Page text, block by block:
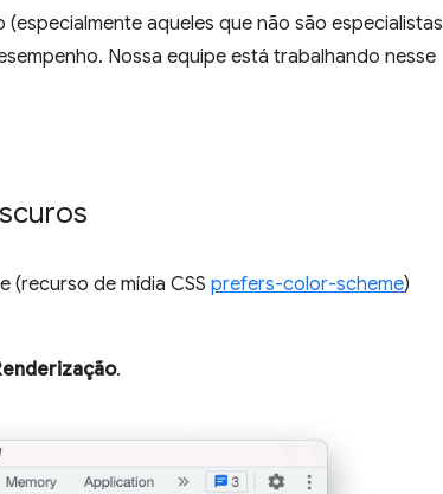
aqueles que não são especialistas
Nossa equipe está trabalhando nesse
(recurso de mídia CSS prefers-color-scheme)
.